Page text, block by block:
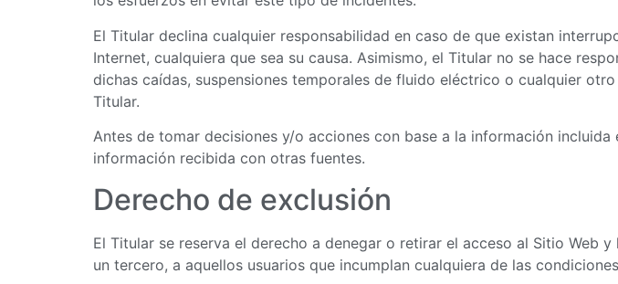
El Titular declina cualquier responsabilidad en caso de que existan
Internet, cualquiera que sea su causa. Asimismo, el Titular no se hace
dichas caídas, suspensiones temporales de fluido eléctrico o cualquier
Titular.
Antes de tomar decisiones y/o acciones con base a la información
información recibida con otras fuentes.
Derecho de exclusión
El Titular se reserva el derecho a denegar o retirar el acceso al Sitio Web
un tercero, a aquellos usuarios que incumplan cualquiera de las